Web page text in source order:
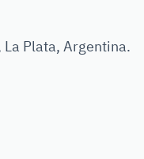
La Plata, Argentina.